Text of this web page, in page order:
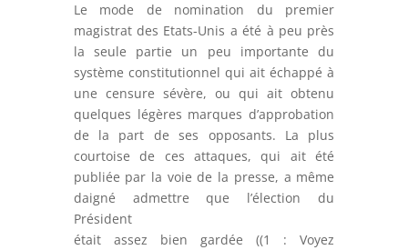
Le mode de nomination du premier
magistrat des Etats-Unis a été à peu près
la seule partie un peu importante du
système constitutionnel qui ait échappé à
une censure sévère, ou qui ait obtenu
quelques légères marques d’approbation
de la part de ses opposants. La plus
courtoise de ces attaques, qui ait été
publiée par la voie de la presse, a même
daigné admettre que l’élection du
Président
était assez bien gardée ((1 : Voyez